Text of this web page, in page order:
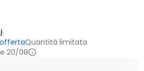
Quantità limitata
20/08